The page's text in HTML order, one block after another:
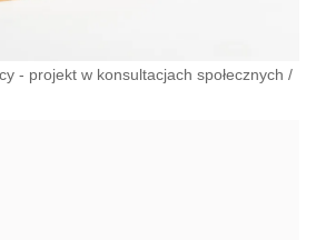
- projekt w konsultacjach społecznych /